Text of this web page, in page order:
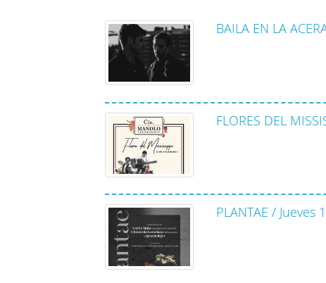
BAILA EN LA
FLORES DEL
PLANTAE / Jueves